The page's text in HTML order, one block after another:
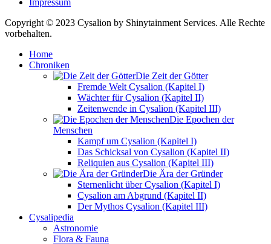
Impressum
Copyright © 2023 Cysalion by Shinytainment Services. Alle Rechte
vorbehalten.
Home
Chroniken
Die Zeit der Götter
Fremde Welt Cysalion (Kapitel I)
Wächter für Cysalion (Kapitel II)
Zeitenwende in Cysalion (Kapitel III)
Die Epochen der
Menschen
Kampf um Cysalion (Kapitel I)
Das Schicksal von Cysalion (Kapitel II)
Reliquien aus Cysalion (Kapitel III)
Die Ära der Gründer
Sternenlicht über Cysalion (Kapitel I)
Cysalion am Abgrund (Kapitel II)
Der Mythos Cysalion (Kapitel III)
Cysalipedia
Astronomie
Flora & Fauna